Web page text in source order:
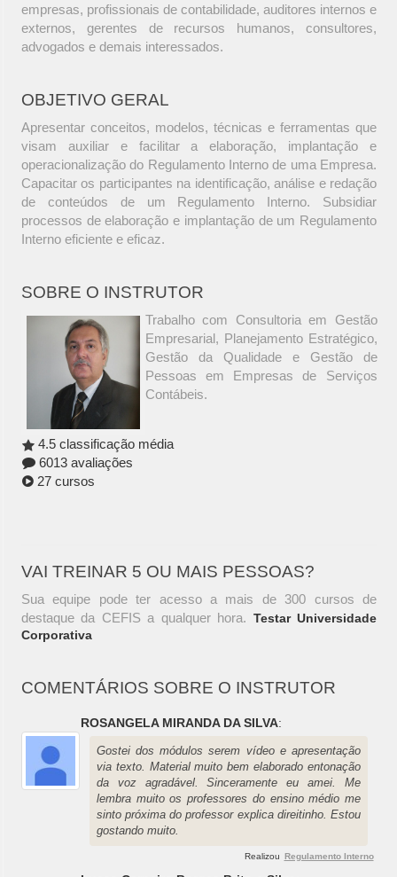
empresas, profissionais de contabilidade, auditores internos e
externos, gerentes de recursos humanos, consultores,
advogados e demais interessados.
OBJETIVO GERAL
Apresentar conceitos, modelos, técnicas e ferramentas que
visam auxiliar e facilitar a elaboração, implantação e
operacionalização do Regulamento Interno de uma Empresa.
Capacitar os participantes na identificação, análise e redação
de conteúdos de um Regulamento Interno. Subsidiar
processos de elaboração e implantação de um Regulamento
Interno eficiente e eficaz.
SOBRE O INSTRUTOR
Trabalho com Consultoria em Gestão
Empresarial, Planejamento Estratégico,
Gestão da Qualidade e Gestão de
Pessoas em Empresas de Serviços
Contábeis.
4.5 classificação média
6013 avaliações
27 cursos
VAI TREINAR 5 OU MAIS PESSOAS?
Sua equipe pode ter acesso a mais de 300 cursos de
destaque da CEFIS a qualquer hora. Testar Universidade
Corporativa
COMENTÁRIOS SOBRE O INSTRUTOR
ROSANGELA MIRANDA DA SILVA:
Gostei dos módulos serem vídeo e apresentação
via texto. Material muito bem elaborado entonação
da voz agradável. Sinceramente eu amei. Me
lembra muito os professores do ensino médio me
sinto próxima do professor explica direitinho. Estou
gostando muito.
Realizou Regulamento Interno